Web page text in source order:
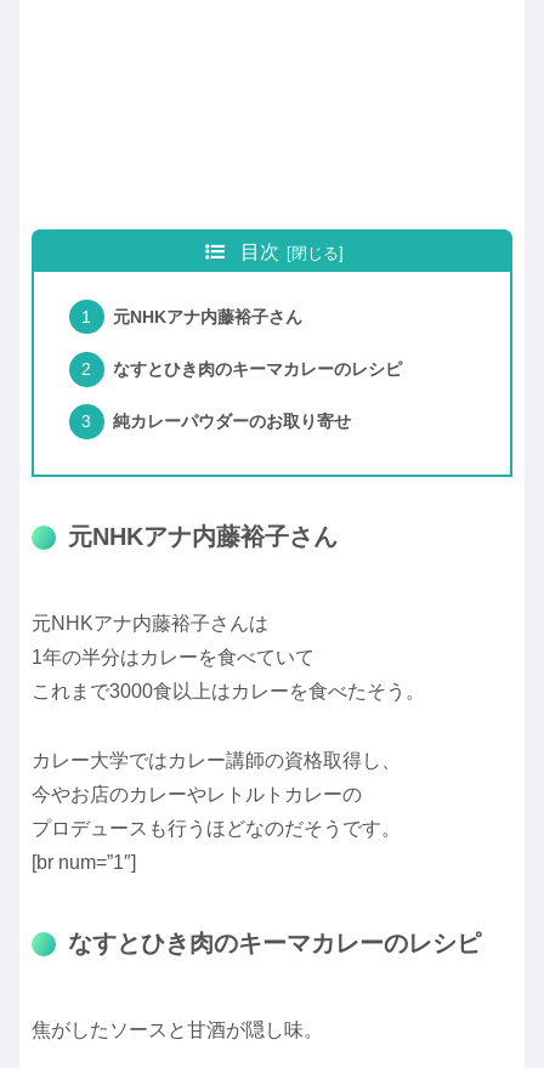
目次
元NHKアナ内藤裕子さん
なすとひき肉のキーマカレーのレシピ
純カレーパウダーのお取り寄せ
元NHKアナ内藤裕子さん
元NHKアナ内藤裕子さんは
1年の半分はカレーを食べていて
これまで3000食以上はカレーを食べたそう。
カレー大学ではカレー講師の資格取得し、
今やお店のカレーやレトルトカレーの
プロデュースも行うほどなのだそうです。
[br num=”1″]
なすとひき肉のキーマカレーのレシピ
焦がしたソースと甘酒が隠し味。